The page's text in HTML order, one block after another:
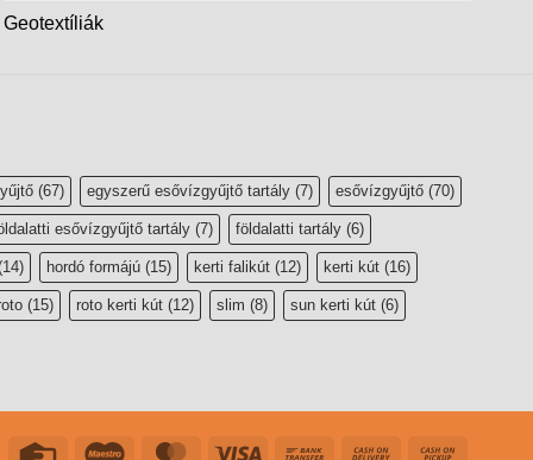
Geotextíliák
(67) egyszerű esővízgyűjtő tartály (7) esővízgyűjtő (70)
esővízgyűjtő tartály (7) földalatti tartály (6)
hordó formájú (15) kerti falikút (12) kerti kút (16)
(15) roto kerti kút (12) slim (8) sun kerti kút (6)